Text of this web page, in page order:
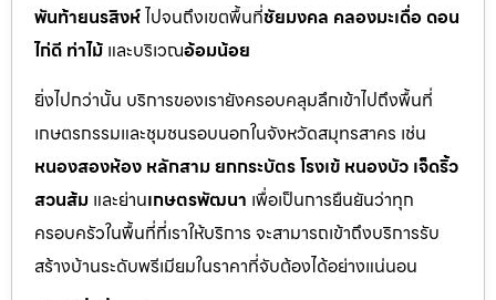
พันท้ายนรสิงห์ไปจนถึงเขตพื้นที่ชัยมงคล คลองมะเดื่อ ดอน
ไก่ดี ท่าไม้ และบริเวณอ้อมน้อย
ยิ่งไปกว่านั้น บริการของเรายังครอบคลุมลึกเข้าไปถึงพื้นที่
เกษตรกรรมและชุมชนรอบนอกในจังหวัดสมุทรสาคร เช่น
หนองสองห้อง หลักสาม ยกกระบัตร โรงเข้ หนองบัว เจ็ดริ้ว
สวนส้ม และย่านเกษตรพัฒนา เพื่อเป็นการยืนยันว่าทุก
ครอบครัวในพื้นที่ที่เราให้บริการ จะสามารถเข้าถึงบริการรับ
สร้างบ้านระดับพรีเมียมในราคาที่จับต้องได้อย่างแน่นอน